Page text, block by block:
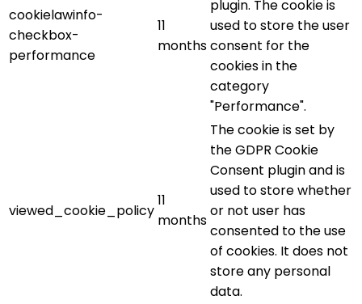
cookielawinfo-
checkbox-
performance
11
months
plugin. The cookie is
used to store the user
consent for the
cookies in the
category
"Performance".
viewed_cookie_policy
11
months
The cookie is set by
the GDPR Cookie
Consent plugin and is
used to store whether
or not user has
consented to the use
of cookies. It does not
store any personal
data.